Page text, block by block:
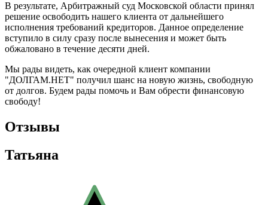
В результате, Арбитражный суд Московской области принял
решение освободить нашего клиента от дальнейшего
исполнения требований кредиторов. Данное определение
вступило в силу сразу после вынесения и может быть
обжаловано в течение десяти дней.
Мы рады видеть, как очередной клиент компании
"ДОЛГАМ.НЕТ" получил шанс на новую жизнь, свободную
от долгов. Будем рады помочь и Вам обрести финансовую
свободу!
Отзывы
Татьяна